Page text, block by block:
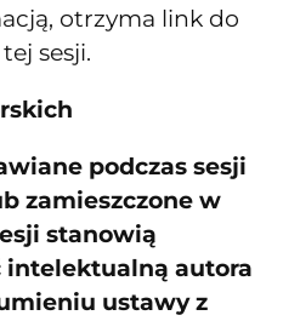
otrzyma link do
sesji.
podczas sesji
zamieszczone w
stanowią
intelektualną autora
ustawy z